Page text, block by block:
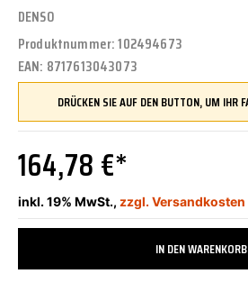
DENSO
Produktnummer:102494673
EAN: 8717613043073
164,78 €*
inkl. 19% MwSt., zzgl. Versandkosten
IN DEN WARENKORB